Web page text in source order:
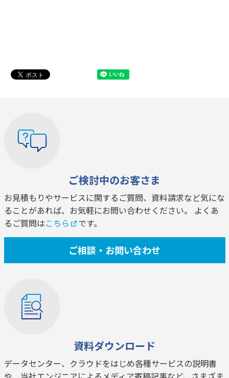
ご検討中のお客さま
お見積もりやサービスに関するご質問、資料請求など気にな
ることがあれば、お気軽にお問い合わせください。 よくあ
るご質問はこちら です。
ご相談・お問い合わせ
資料ダウンロード
データセンター、クラウドをはじめ各種サービスの説明書